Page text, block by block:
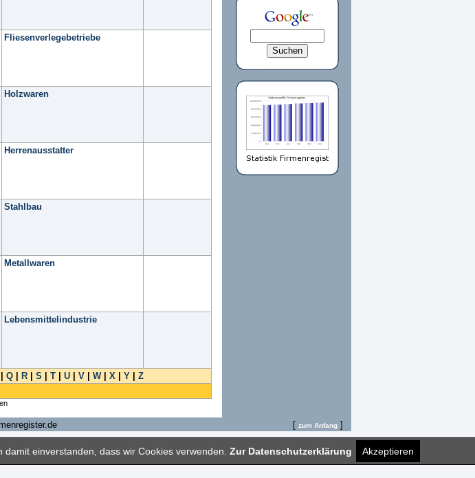
einverstanden, dass wir Cookies verwenden. Zur Datenschutzerklärung Akzeptieren
Fliesenverlegebetriebe
Holzwaren
Herrenausstatter
Stahlbau
Metallwaren
Lebensmittelindustrie
Q R S T U V W| X Y
Z
[ zum Anfang ]